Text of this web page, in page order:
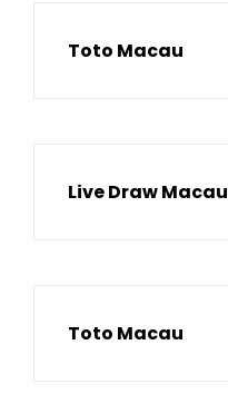
Toto Macau
Live Draw Macau
Toto Macau